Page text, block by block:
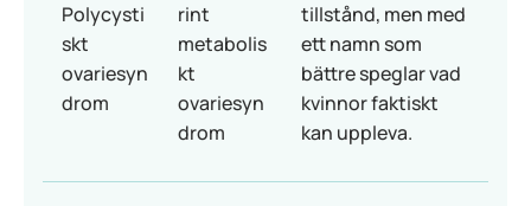
Polycysti
skt
ovariesyn
drom
rint
metabolis
kt
ovariesyn
drom
tillstånd, men med
ett namn som
bättre speglar vad
kvinnor faktiskt
kan uppleva.